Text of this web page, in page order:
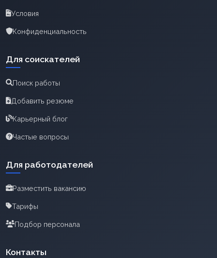
Условия
Конфиденциальность
Для соискателей
Поиск работы
Добавить резюме
Карьерный блог
Частые вопросы
Для работодателей
Разместить вакансию
Тарифы
Подбор персонала
Контакты